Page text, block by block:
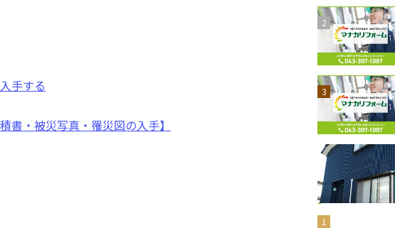
手する
・被災写真・罹災図の入手】
新着ブログ